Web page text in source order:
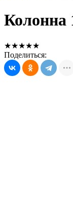
Колонна
★★★★★
Поделиться: